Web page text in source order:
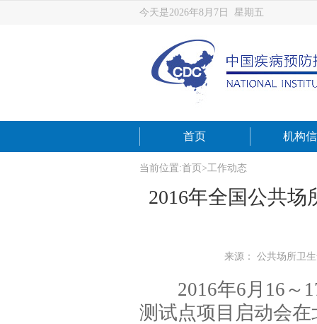
今天是2026年8月7日 星期五
首页 机构
当前位置:首页 >工作动态
2016年全国公共
来源： 公共场所卫
2016年6月16～
测试点项目启动会